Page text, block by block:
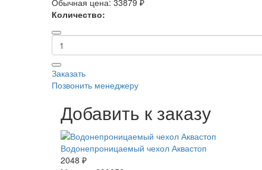
Обычная цена: 33879 ₽
Количество:
Заказать
Позвонить менеджеру
Добавить к заказу
Водонепроницаемый чехол Аквастоп
2048 ₽